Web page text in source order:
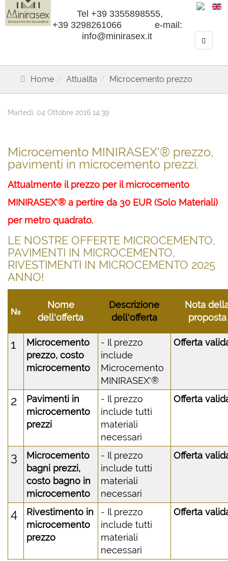
Tel +39 3355898555,
+39 3298261066 e-mail:
info@minirasex.it
Home Attualita Microcemento prezzo
Martedì, 04 Ottobre 2016 14:39
Microcemento MINIRASEX'® prezzo,
pavimenti in microcemento prezzi.
Attualmente il prezzo per il microcemento
MINIRASEX'® a pertire da 30 EUR (Solo Materiali)
per metro quadrato.
LE NOSTRE OFFERTE MICROCEMENTO,
PAVIMENTI IN MICROCEMENTO,
RIVESTIMENTI IN MICROCEMENTO 2025
ANNO!
№
Nome
dell'offerta
Descrizione
dell'offerta
Nota
proposta
1
Microcemento
prezzo, costo
microcemento
- Il prezzo
include
Microcemento
MINIRASEX'®
Offerta
2
Pavimenti in
microcemento
prezzi
- Il prezzo
include tutti
materiali
necessari
Offerta
3
Microcemento
bagni prezzi,
costo bagno in
microcemento
- Il prezzo
include tutti
materiali
necessari
Offerta
4
Rivestimento in
microcemento
prezzo
- Il prezzo
include tutti
materiali
necessari
Offerta